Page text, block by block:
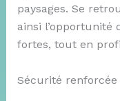
paysages. Se
ainsi l’opportunité
fortes, tout en
Sécurité